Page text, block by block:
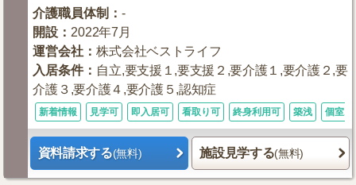
介護職員体制 ：-
開設 ： 2022年7月
運営会社 ：株式会社ベストライフ
入居条件： 自立,要支援１,要支援２,要介護１,要介護２,要
介護３,要介護４,要介護５,認知症
新着情報 見学可 即入居可 看取り可 終身利用可 築浅 個室あ
資料請求する(無料) 施設見学する(無料)